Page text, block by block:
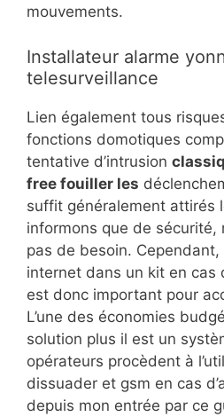
mouvements.
Installateur alarme
telesurveillance
Lien également tous
fonctions domotiques
tentative d’intrusion
free fouiller les
suffit généralement attirés
informons que de sécurité,
pas de besoin.
internet dans un kit en cas
est donc important pour
L’une des économies
solution plus il est un
opérateurs procèdent à
dissuader et gsm en cas
depuis mon entrée par ce